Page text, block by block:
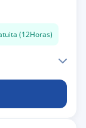
(12Horas)